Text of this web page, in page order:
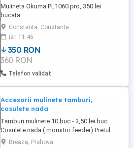
Mulineta Okuma PL1060 pro, 350 lei
bucata
Constanta, Constanta
ieri 11:46
350 RON
360 RON
Telefon validat
Accesorii mulinete tamburi,
cosulete nada
Tamburi mulinete 10 buc - 3,50 lei buc.
Cosulete nada ( momitor feeder) Pretul
este de 3 lei pe buc. - 80gr - 1 buc - 65gr -
Breaza, Prahova